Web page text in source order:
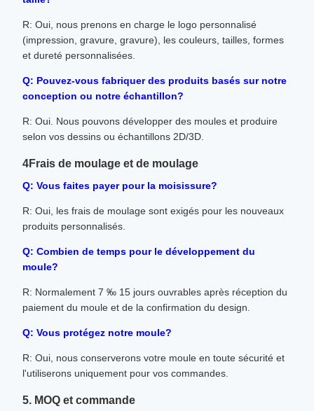
R: Oui, nous prenons en charge le logo personnalisé
(impression, gravure, gravure), les couleurs, tailles, formes
et dureté personnalisées.
Q: Pouvez-vous fabriquer des produits basés sur notre
conception ou notre échantillon?
R: Oui. Nous pouvons développer des moules et produire
selon vos dessins ou échantillons 2D/3D.
4Frais de moulage et de moulage
Q: Vous faites payer pour la moisissure?
R: Oui, les frais de moulage sont exigés pour les nouveaux
produits personnalisés.
Q: Combien de temps pour le développement du
moule?
R: Normalement 7 ‰ 15 jours ouvrables après réception du
paiement du moule et de la confirmation du design.
Q: Vous protégez notre moule?
R: Oui, nous conserverons votre moule en toute sécurité et
l'utiliserons uniquement pour vos commandes.
5. MOQ et commande